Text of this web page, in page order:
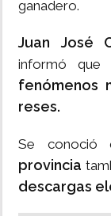
ganadero.
Juan José
informó que
fenómenos
reses.
Se conoció
provincia
descargas